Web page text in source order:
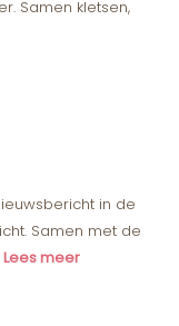
Samen kletsen,
in de
Samen met de
Lees meer